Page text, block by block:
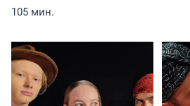
105 мин.